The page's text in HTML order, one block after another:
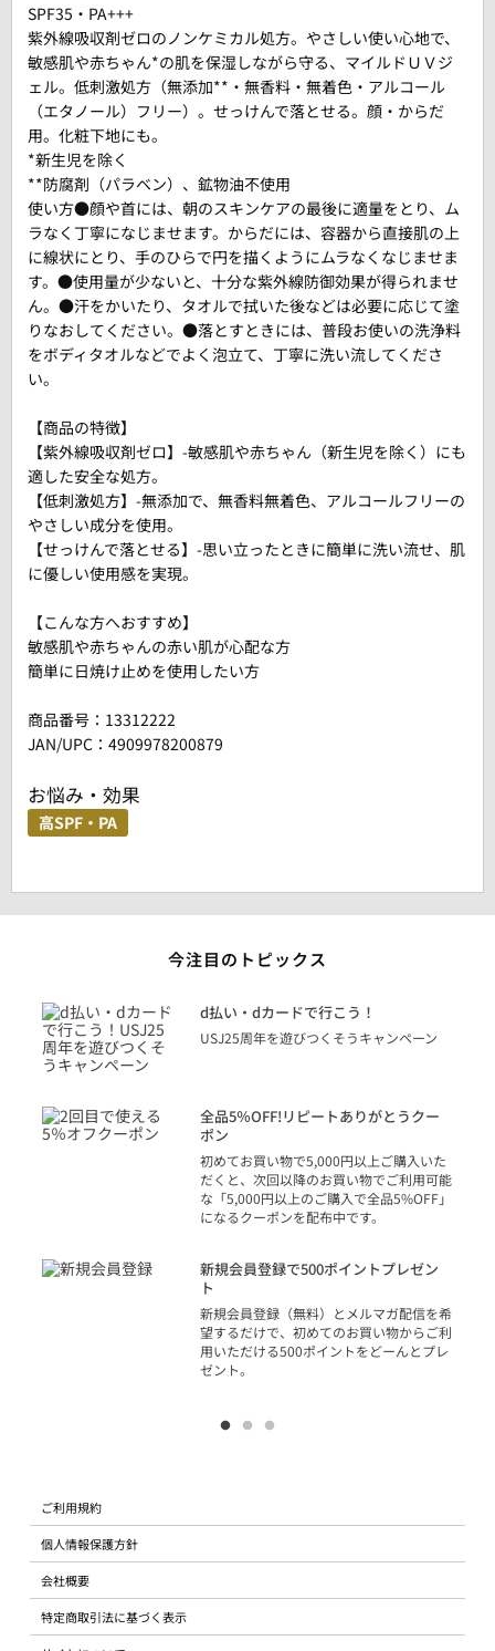
SPF35・PA+++
紫外線吸収剤ゼロのノンケミカル処方。やさしい使い心地で、
敏感肌や赤ちゃん*の肌を保湿しながら守る、マイルドＵＶジ
ェル。低刺激処方（無添加**・無香料・無着色・アルコール
（エタノール）フリー）。せっけんで落とせる。顔・からだ
用。化粧下地にも。
*新生児を除く
**防腐剤（パラベン）、鉱物油不使用
使い方●顔や首には、朝のスキンケアの最後に適量をとり、ム
ラなく丁寧になじませます。からだには、容器から直接肌の上
に線状にとり、手のひらで円を描くようにムラなくなじませま
す。●使用量が少ないと、十分な紫外線防御効果が得られませ
ん。●汗をかいたり、タオルで拭いた後などは必要に応じて塗
りなおしてください。●落とすときには、普段お使いの洗浄料
をボディタオルなどでよく泡立て、丁寧に洗い流してくださ
い。
【商品の特徴】
【紫外線吸収剤ゼロ】-敏感肌や赤ちゃん（新生児を除く）にも
適した安全な処方。
【低刺激処方】-無添加で、無香料無着色、アルコールフリーの
やさしい成分を使用。
【せっけんで落とせる】-思い立ったときに簡単に洗い流せ、肌
に優しい使用感を実現。
【こんな方へおすすめ】
敏感肌や赤ちゃんの赤い肌が心配な方
簡単に日焼け止めを使用したい方
商品番号： 13312222
JAN/UPC：4909978200879
お悩み・効果
高SPF・PA
今注目のトピックス
d払い・dカードで行こう！
USJ25周年を遊びつくそうキャンペーン
全品5％OFF!リピートありがとうクー
ポン
初めてお買い物で5,000円以上ご購入いた
だくと、次回以降のお買い物でご利用可能
な「5,000円以上のご購入で全品5%OFF」
になるクーポンを配布中です。
新規会員登録で500ポイントプレゼン
ト
新規会員登録（無料）とメルマガ配信を希
望するだけで、初めてのお買い物からご利
用いただける500ポイントをどーんとプレ
ゼント。
ご利用規約
個人情報保護方針
会社概要
特定商取引法に基づく表示